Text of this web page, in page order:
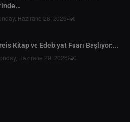
Hazirane 28, 2026 0
Kitap ve Edebiyat Fuarı Başlıyor:...
Hazirane 29, 2026 0